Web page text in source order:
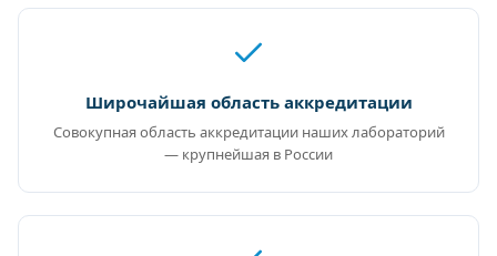
Широчайшая область аккредитации
Совокупная область аккредитации наших лабораторий
— крупнейшая в России